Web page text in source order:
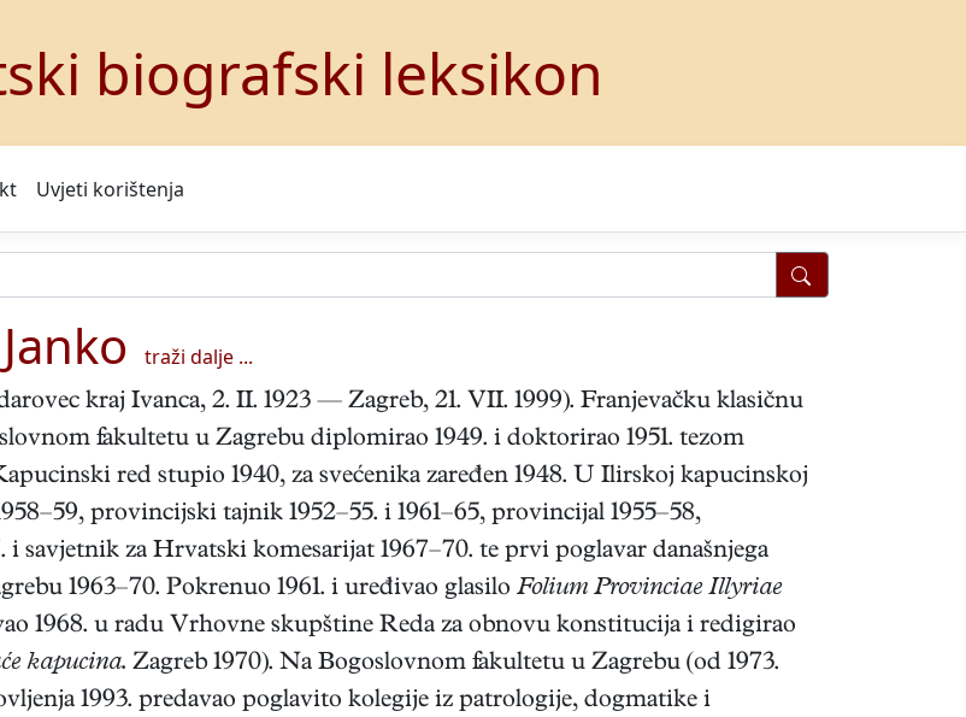
biografski leksikon
Uvjeti korištenja
traži dalje ...
kraj Ivanca, 2. II. 1923 — Zagreb, 21. VII. 1999). Franjevačku klasičnu
fakultetu u Zagrebu diplomirao 1949. i doktorirao 1951. tezom
red stupio 1940, za svećenika zaređen 1948. U Ilirskoj kapucinskoj
provincijski tajnik 1952–55. i 1961–65, provincijal 1955–58,
savjetnik za Hrvatski komesarijat 1967–70. te prvi poglavar današnjega
1963–70. Pokrenuo 1961. i uređivao glasilo Folium Provinciae Illyriae
1968. u radu Vrhovne skupštine Reda za obnovu konstitucija i redigirao
kapucina. Zagreb 1970). Na Bogoslovnom fakultetu u Zagrebu (od 1973.
1993. predavao poglavito kolegije iz patrologije, dogmatike i